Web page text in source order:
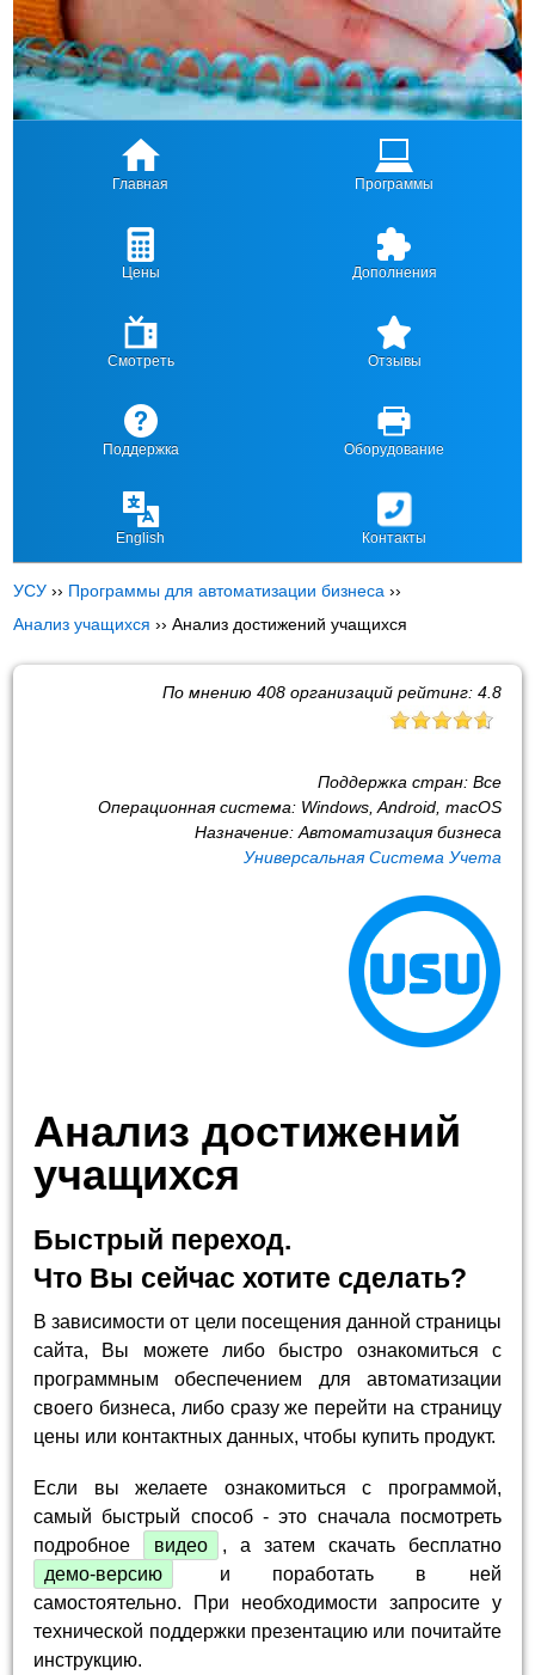
Главная Программы
Цены Дополнения
Смотреть Отзывы
Поддержка Оборудование
English Контакты
УСУ ›› Программы для автоматизации бизнеса ››
Анализ учащихся ››Анализ достижений учащихся
По мнению 408организаций рейтинг: 4.8
Поддержка стран: Все
Операционная система: Windows, Android, macOS
Назначение: Автоматизация бизнеса
Универсальная Система Учета
Анализ достижений
учащихся
Быстрый переход.
Что Вы сейчас хотите сделать?
В зависимости от цели посещения данной страницы
сайта, Вы можете либо быстро ознакомиться с
программным обеспечением для автоматизации
своего бизнеса, либо сразу же перейти на страницу
цены или контактных данных, чтобы купить продукт.
Если вы желаете ознакомиться с программой,
самый быстрый способ - это сначала посмотреть
подробное
видео
, а затем скачать бесплатно
демо-версию
и поработать в ней
самостоятельно. При необходимости запросите у
технической поддержки презентацию или почитайте
инструкцию.